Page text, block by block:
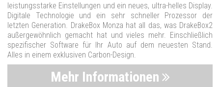
leistungsstarke Einstellungen und ein neues, ultra-helles Display.
Digitale Technologie und ein sehr schneller Prozessor der
letzten Generation. DrakeBox Monza hat all das, was DrakeBox2
außergewöhnlich gemacht hat und vieles mehr. Einschließlich
spezifischer Software für Ihr Auto auf dem neuesten Stand.
Alles in einem exklusiven Carbon-Design.
Mehr Informationen